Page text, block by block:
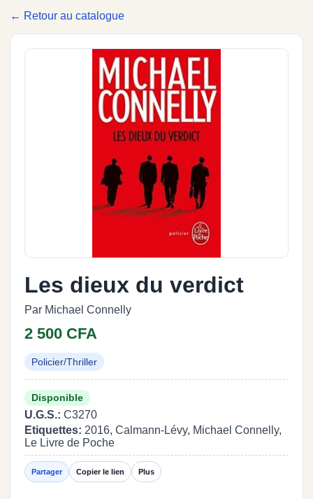
← Retour au catalogue
Les dieux du verdict
Par Michael Connelly
2 500 CFA
Policier/Thriller
Disponible
U.G.S.: C3270
Etiquettes: 2016, Calmann-Lévy, Michael Connelly,
Le Livre de Poche
Partager Copier le lien Plus